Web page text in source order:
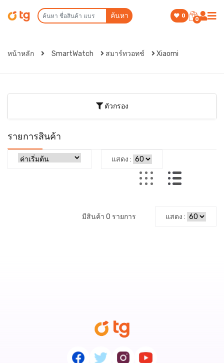
ค้นหา 0
0
หน้าหลัก SmartWatch สมาร์ทวอทช์ Xiaomi
ตัวกรอง
รายการสินค้า
แสดง :
มีสินค้า 0 รายการ แสดง :